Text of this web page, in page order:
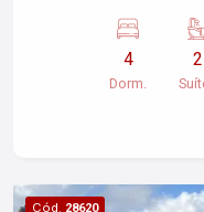
conforto para a
2 Suítes Sala ampla ideal para receber família e
amigos Cozinha arejada com ótima ventilação e
dia. A poucos
4
Dorm.
2
Cód. 28620